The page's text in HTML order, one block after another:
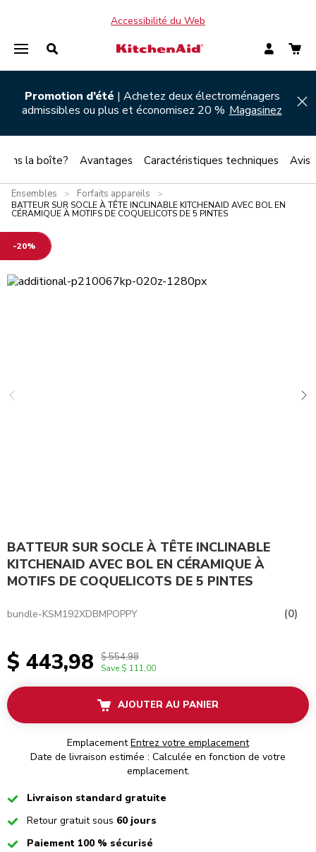
Accessibilité du Web
Promotion d’été | Achetez deux électroménagers
admissibles ou plus et économisez 20 % Magasinez
Ensembles > Forfaits appareils
>
BATTEUR SUR SOCLE À TÊTE INCLINABLE KITCHENAID AVEC BOL EN
CÉRAMIQUE À MOTIFS DE COQUELICOTS DE 5 PINTES
-20%
BATTEUR SUR SOCLE À TÊTE INCLINABLE
KITCHENAID AVEC BOL EN CÉRAMIQUE À
MOTIFS DE COQUELICOTS DE 5 PINTES
bundle-KSM192XDBMPOPPY (0)
$ 443,98 $ 554,98
Save $ 111,00
AJOUTER AU PANIER
Emplacement Entrez votre emplacement
Date de livraison estimée : Calculée en fonction de votre
emplacement.
CheckedLivraison standard gratuite
CheckedRetour gratuit sous 60 jours
CheckedPaiement 100 % sécurisé
la boîte? Avantages Caractéristiques techniques Avis